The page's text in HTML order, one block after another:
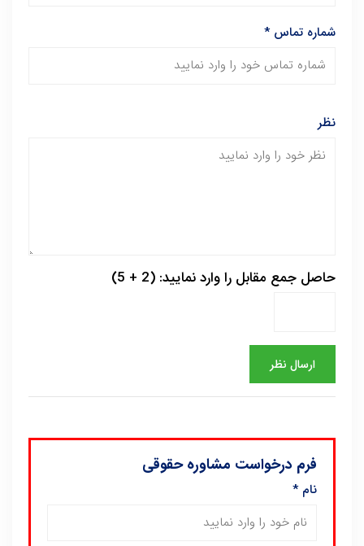
شماره تماس*
نظر
حاصل جمع مقابل را وارد نمایید: (2 + 5)
فرم درخواست مشاوره حقوقی
نام*